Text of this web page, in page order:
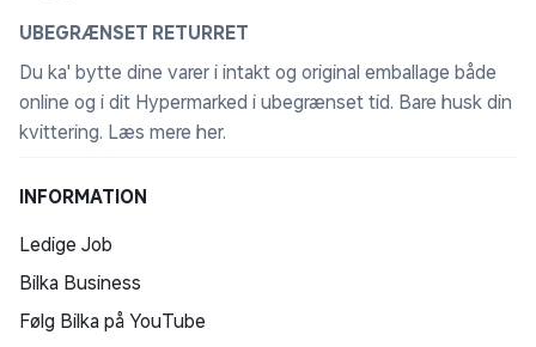
UBEGRÆNSET RETURRET
Du ka' bytte dine varer i intakt og original emballage både
online og i dit Hypermarked i ubegrænset tid. Bare husk din
kvittering. Læs mere her.
INFORMATION
Ledige Job
Bilka Business
Følg Bilka på YouTube